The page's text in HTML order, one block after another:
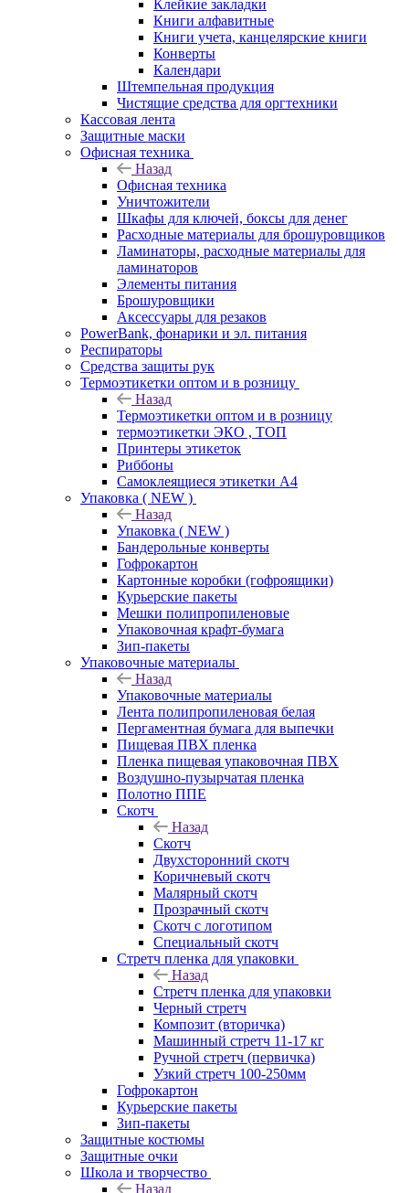
Клейкие закладки
Книги алфавитные
Книги учета, канцелярские книги
Конверты
Календари
Штемпельная продукция
Чистящие средства для оргтехники
Кассовая лента
Защитные маски
Офисная техника
Назад
Офисная техника
Уничтожители
Шкафы для ключей, боксы для денег
Расходные материалы для брошуровщиков
Ламинаторы, расходные материалы для
ламинаторов
Элементы питания
Брошуровщики
Аксессуары для резаков
PowerBank, фонарики и эл. питания
Респираторы
Средства защиты рук
Термоэтикетки оптом и в розницу
Назад
Термоэтикетки оптом и в розницу
термоэтикетки ЭКО , ТОП
Принтеры этикеток
Риббоны
Самоклеящиеся этикетки А4
Упаковка ( NEW )
Назад
Упаковка ( NEW )
Бандерольные конверты
Гофрокартон
Картонные коробки (гофроящики)
Курьерские пакеты
Мешки полипропиленовые
Упаковочная крафт-бумага
Зип-пакеты
Упаковочные материалы
Назад
Упаковочные материалы
Лента полипропиленовая белая
Пергаментная бумага для выпечки
Пищевая ПВХ пленка
Пленка пищевая упаковочная ПВХ
Воздушно-пузырчатая пленка
Полотно ППЕ
Скотч
Назад
Скотч
Двухсторонний скотч
Коричневый скотч
Малярный скотч
Прозрачный скотч
Скотч с логотипом
Специальный скотч
Стретч пленка для упаковки
Назад
Стретч пленка для упаковки
Черный стретч
Композит (вторичка)
Машинный стретч 11-17 кг
Ручной стретч (первичка)
Узкий стретч 100-250мм
Гофрокартон
Курьерские пакеты
Зип-пакеты
Защитные костюмы
Защитные очки
Школа и творчество
Назад